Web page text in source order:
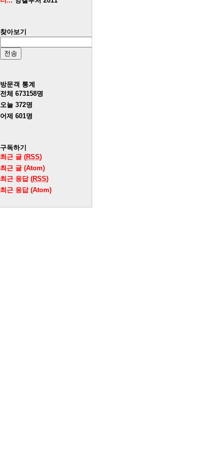
찾아보기
방문객 통계
전체 673158명
오늘 372명
어제 601명
구독하기
최근 글 (RSS)
최근 글 (Atom)
최근 응답 (RSS)
최근 응답 (Atom)